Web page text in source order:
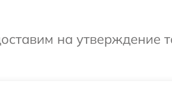
на утверждение